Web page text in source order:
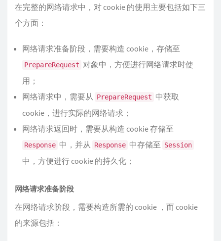
在完整的网络请求中，对 cookie 的使用主要包括如下三
个方面：
网络请求准备阶段，需要构造 cookie，存储至
PrepareRequest 对象中，方便进行网络请求时使
用；
网络请求中，需要从 PrepareRequest 中获取
cookie，进行实际的网络请求；
网络请求返回时，需要从构造 cookie 存储至
Response 中，并从 Response 中存储至 Session
中，方便进行 cookie 的持久化；
网络请求准备阶段
在网络请求阶段，需要构造所需的 cookie ，而 cookie
的来源包括：